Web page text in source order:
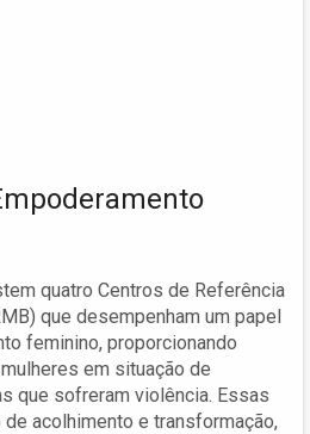
quatro Centros de Referência
que desempenham um papel
feminino, proporcionando
em situação de
que sofreram violência. Essas
acolhimento e transformação,